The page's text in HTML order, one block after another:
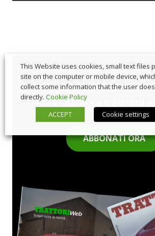
Sfoglia comodamente
rivista cartacea e rimani
ABBONATI ORA
This Website uses cookies, small text files
site on the computer or mobile device,
collect some information that the user
directly. Cookie Policy
ACCEPT
Cookie settings